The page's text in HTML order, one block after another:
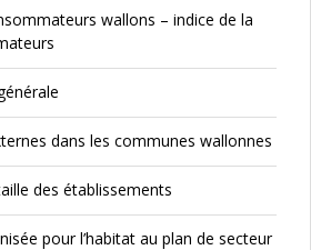
wallons – indice de la
dans les communes wallonnes
des établissements
pour l’habitat au plan de secteur